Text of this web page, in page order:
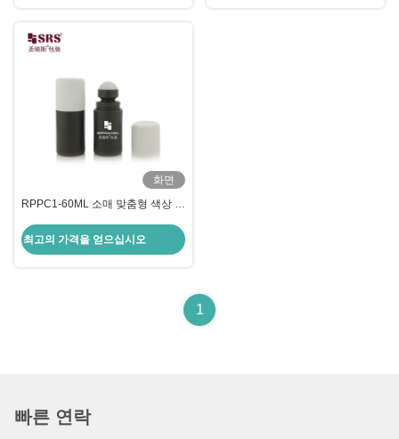
화면
RPPC1-60ML 소매 맞춤형 색상 매
최고의 가격을 얻으십시오
1
빠른 연락